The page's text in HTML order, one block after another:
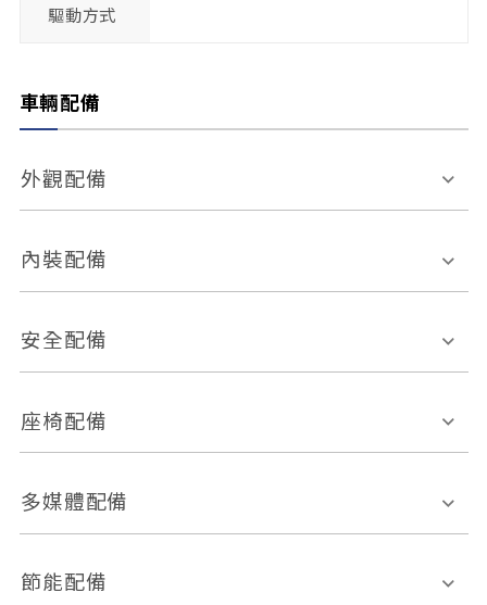
驅動方式
車輛配備
外觀配備
電動天窗
後視鏡方向指示燈
內裝配備
多功能方向盤
恆溫空調
安全配備
前座正面氣囊
ABS防鎖死
車道偏離警示
座椅配備
皮椅
多媒體配備
外部音源接入
節能配備